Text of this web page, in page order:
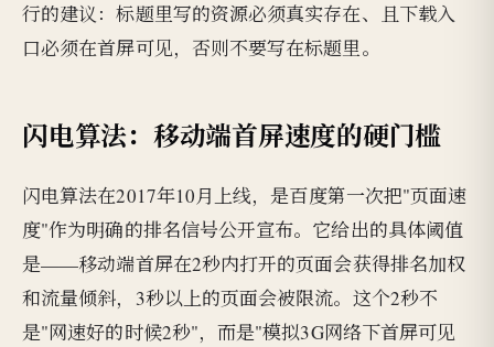
行的建议：标题里写的资源必须真实存在、且下载入
口必须在首屏可见，否则不要写在标题里。
闪电算法：移动端首屏速度的硬门槛
闪电算法在2017年10月上线，是百度第一次把"页面速
度"作为明确的排名信号公开宣布。它给出的具体阈值
是——移动端首屏在2秒内打开的页面会获得排名加权
和流量倾斜，3秒以上的页面会被限流。这个2秒不
是"网速好的时候2秒"，而是"模拟3G网络下首屏可见